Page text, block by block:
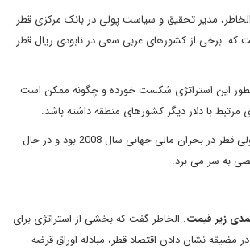
مدیر تحقیق و سیاست پولی در بانک مرکزی قطر
که برخی از کشورهای عربی سعی در نابودی ریال قطر
این استراتژی شکست خورده و چگونه ممکن است
مرتبط با دلار دیگر کشورهای منطقه داشته باشد.
الخاطر طراح سیاست پولی قطر در بحران مالی جهانی سال 2008 بود و در حال
به سر می برد.
زیر قیمت. الخاطر گفت که بخشی از استراتژی برای
مضیقه نشان دادن اقتصاد قطر، مبادله اوراق قرضه